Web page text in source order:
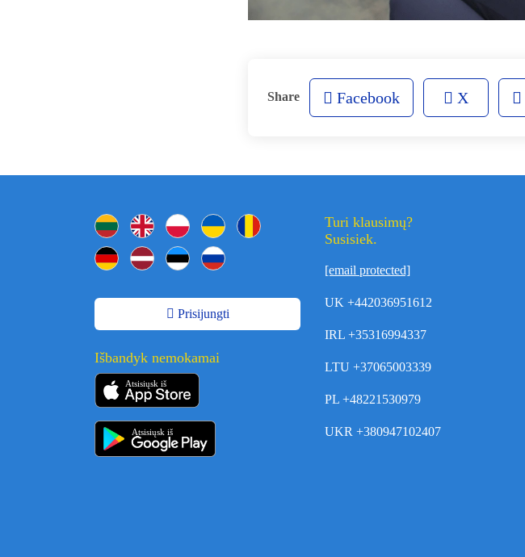
Share Facebook X
Prisijungti
Išbandyk nemokamai
Atsisiųsk iš
Atsisiųsk iš
Turi klausimų?
Susisiek.
[email protected]
UK +442036951612
IRL +35316994337
LTU +37065003339
PL +48221530979
UKR +380947102407